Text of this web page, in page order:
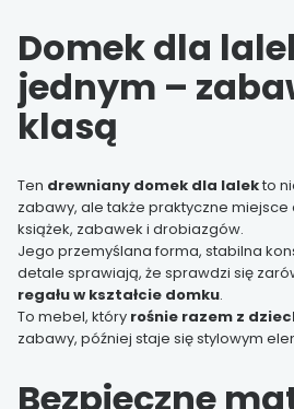
Domek dla
jednym –
klasą
Ten drewniany domek dla lalekto
zabawy, ale także praktyczne
książek, zabawek i drobiazgów.
Jego przemyślana forma, stabilna
detale sprawiają, że sprawdzi się
regału w kształcie domku.
To mebel, który rośnie razem z
zabawy, później staje się stylowym
Bezpieczne